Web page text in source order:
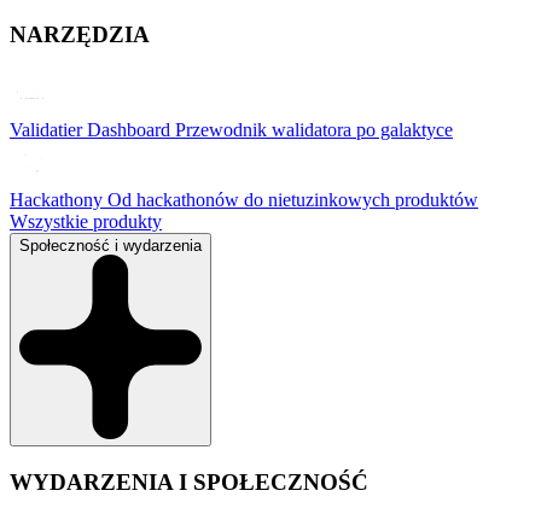
NARZĘDZIA
Validatier Dashboard Przewodnik walidatora po galaktyce
Hackathony Od hackathonów do nietuzinkowych produktów
Wszystkie produkty
Społeczność i wydarzenia
WYDARZENIA I SPOŁECZNOŚĆ